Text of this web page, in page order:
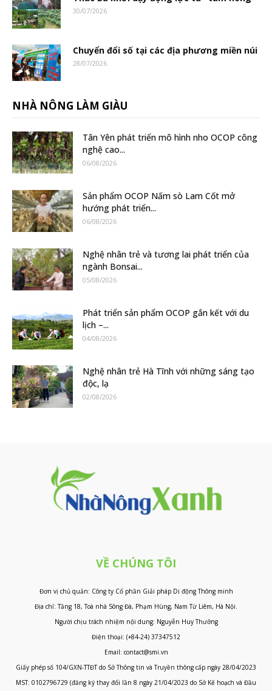
30/07/2026
Chuyển đổi số tại các địa phương miền núi
28/07/2026
NHÀ NÔNG LÀM GIÀU
Tân Yên phát triển mô hình nho OCOP công
nghệ cao...
06/08/2026
Sản phẩm OCOP Nấm sò Lam Cốt mở
hướng phát triển...
06/08/2026
Nghệ nhân trẻ và tương lai phát triển của
ngành Bonsai...
05/08/2026
Phát triển sản phẩm OCOP gắn kết với du
lịch –...
04/08/2026
Nghệ nhân trẻ Hà Tĩnh với những sáng tạo
độc, lạ
02/08/2026
VỀ CHÚNG TÔI
Đơn vị chủ quản: Công ty Cổ phần Giải pháp Di động Thông minh
Địa chỉ: Tầng 18, Toà nhà Sông Đà, Phạm Hùng, Nam Từ Liêm, Hà Nội.
Người chịu trách nhiệm nội dung: Nguyễn Huy Thưởng
Điện thoại: (+84-24) 37347512
Email: contact@smi.vn
Giấy phép số 104/GXN-TTĐT do Sở Thông tin và Truyền thông cấp ngày 28/04/2023
MST: 0102796729 (đăng ký thay đổi lần 8 ngày 21/04/2023 do Sở Kế hoạch và Đầu